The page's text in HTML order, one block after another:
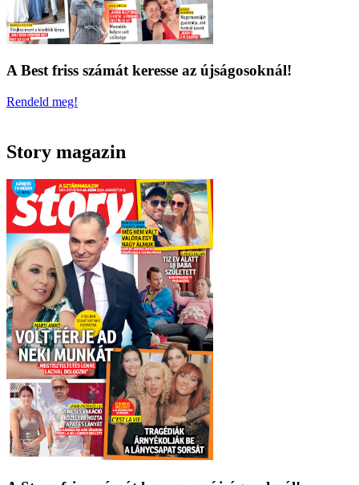
A Best friss számát keresse az újságosoknál!
Rendeld meg!
Story magazin